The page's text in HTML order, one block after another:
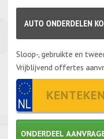
AUTO ONDERDELEN
Sloop-, gebruikte en
Vrijblijvend offertes
ONDERDEEL